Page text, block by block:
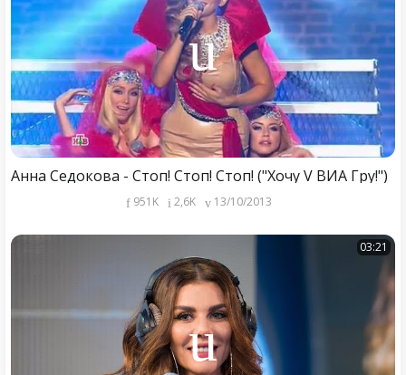
Анна Седокова - Стоп! Стоп! Стоп! ("Хочу V ВИА Гру!")
951K 2,6K 13/10/2013
03:21